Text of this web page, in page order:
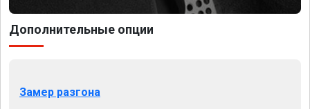
Дополнительные опции
Замер разгона